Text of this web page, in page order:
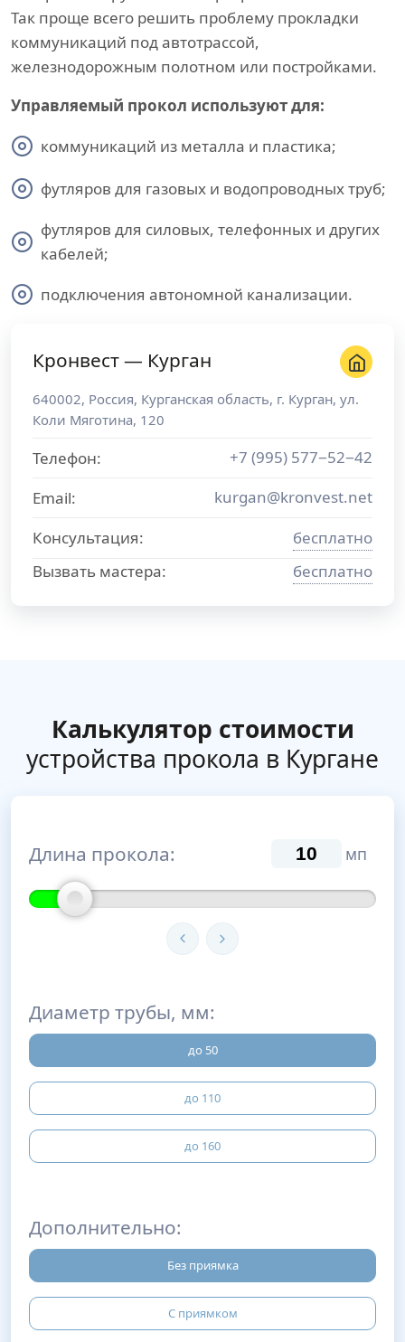
Так проще всего решить проблему прокладки
коммуникаций под автотрассой,
железнодорожным полотном или постройками.
Управляемый прокол используют для:
коммуникаций из металла и пластика;
футляров для газовых и водопроводных труб;
футляров для силовых, телефонных и других
кабелей;
подключения автономной канализации.
Кронвест — Курган
640002, Россия, Курганская область, г. Курган, ул.
Коли Мяготина, 120
Телефон:
+7 (995) 577−52−42
Email:
kurgan@kronvest.net
Консультация:
бесплатно
Вызвать мастера:
бесплатно
Калькулятор стоимости
устройства прокола в Кургане
Длина прокола: мп
Диаметр трубы, мм:
до 50
до 110
до 160
Дополнительно:
Без приямка
С приямком